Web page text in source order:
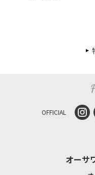
OFFICIAL
オーサ